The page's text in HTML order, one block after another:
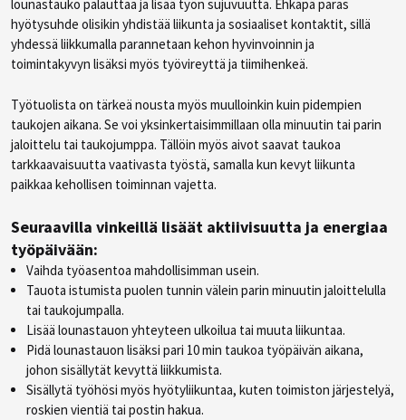
lounastauko palauttaa ja lisää työn sujuvuutta. Ehkäpä paras
hyötysuhde olisikin yhdistää liikunta ja sosiaaliset kontaktit, sillä
yhdessä liikkumalla parannetaan kehon hyvinvoinnin ja
toimintakyvyn lisäksi myös työvireyttä ja tiimihenkeä.
Työtuolista on tärkeä nousta myös muulloinkin kuin pidempien
taukojen aikana. Se voi yksinkertaisimmillaan olla minuutin tai parin
jaloittelu tai taukojumppa. Tällöin myös aivot saavat taukoa
tarkkaavaisuutta vaativasta työstä, samalla kun kevyt liikunta
paikkaa kehollisen toiminnan vajetta.
Seuraavilla vinkeillä lisäät aktiivisuutta ja energiaa
työpäivään:
Vaihda työasentoa mahdollisimman usein.
Tauota istumista puolen tunnin välein parin minuutin jaloittelulla
tai taukojumpalla.
Lisää lounastauon yhteyteen ulkoilua tai muuta liikuntaa.
Pidä lounastauon lisäksi pari 10 min taukoa työpäivän aikana,
johon sisällytät kevyttä liikkumista.
Sisällytä työhösi myös hyötyliikuntaa, kuten toimiston järjestelyä,
roskien vientiä tai postin hakua.